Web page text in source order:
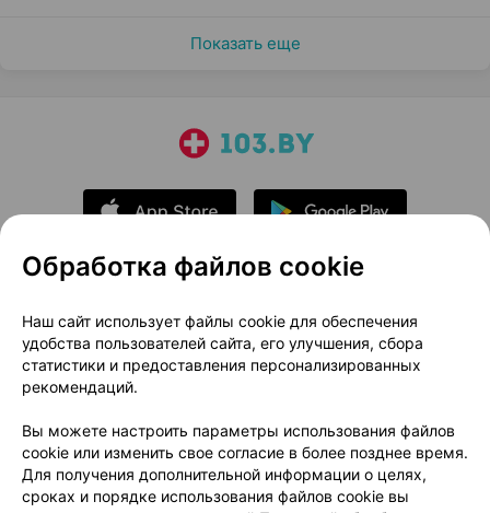
Показать еще
О проекте
Новости проекта
Размещение рекламы
Медицинский маркетинг
Публичный договор
Доставка
Способы оплаты
Вакансии
Партнеры
Написать руководителю 103.by
Написать в поддержку
Обработка файлов cookie
Наш сайт использует файлы cookie для обеспечения
удобства пользователей сайта, его улучшения, сбора
статистики и предоставления персонализированных
рекомендаций.
Вы можете настроить параметры использования файлов
cookie или изменить свое согласие в более позднее время.
Для получения дополнительной информации о целях,
сроках и порядке использования файлов cookie вы